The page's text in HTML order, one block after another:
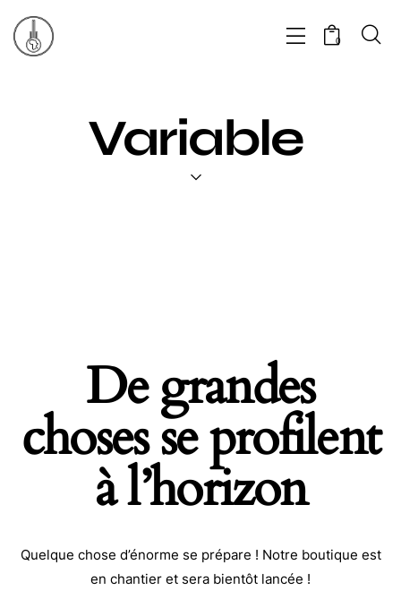
0
Variable
De grandes
choses se profilent
à l’horizon
Quelque chose d’énorme se prépare ! Notre boutique est
en chantier et sera bientôt lancée !